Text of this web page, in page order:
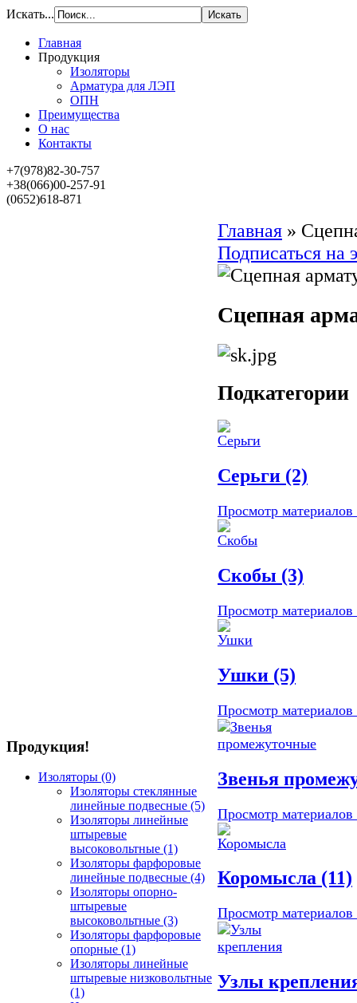
Искать...
Главная
Продукция
Изоляторы
Арматура для ЛЭП
ОПН
Преимущества
О нас
Контакты
+7(978)82-30-757
+38(066)00-257-91
(0652)618-871
Продукция!
Изоляторы (0)
Изоляторы стеклянные
линейные подвесные (5)
Изоляторы линейные
штыревые
высоковольтные (1)
Изоляторы фарфоровые
линейные подвесные (4)
Изоляторы опорно-
штыревые
высоковольтные (3)
Изоляторы фарфоровые
опорные (1)
Изоляторы линейные
штыревые низковольтные
(1)
Главная »
Подписаться на
Сцепная
Подкатегории
Серьги (2)
Просмотр материалов
Скобы (3)
Просмотр материалов
Ушки (5)
Просмотр материалов
Звенья
Просмотр материалов
Коромысла (11)
Просмотр материалов
Узлы